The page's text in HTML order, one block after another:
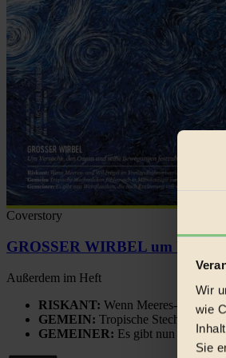
Wir
wie
Sie
Coverstory
GROSSER WIRBEL um
Außerdem im Heft
RISKANT: Wenn Meeres- und
GEMEIN: Tropische Stechmücken
GEMEINER: Es gibt nun